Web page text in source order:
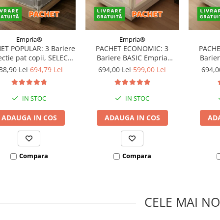
Empria®
POPULAR: 3 Bariere
pat copii, SELECT,
160x200 cm
Lei694,79 Lei
IN STOC
ADAUGA IN COS
Compara
Empria®
PACHET ECONOMIC: 3
Bariere BASIC Empria
protectie pat 160X200 cm +
694,00 Lei599,00 Lei
IN STOC
ADAUGA IN COS
Compara
CELE MAI